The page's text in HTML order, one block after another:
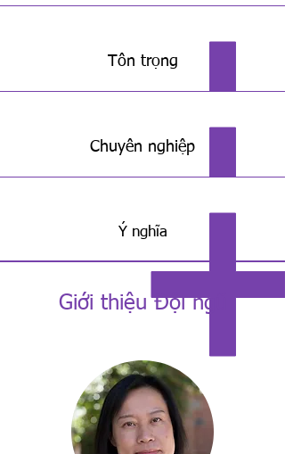
Tôn trọng
Chuyên nghiệp
Ý nghĩa
Giới thiệu Đội ngũ